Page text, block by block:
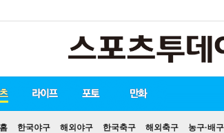
한국야구 해외야구 한국축구 해외축구 농구·배구